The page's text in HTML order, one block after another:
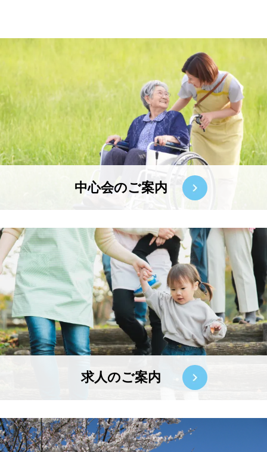
中心会のご案内
求人のご案内